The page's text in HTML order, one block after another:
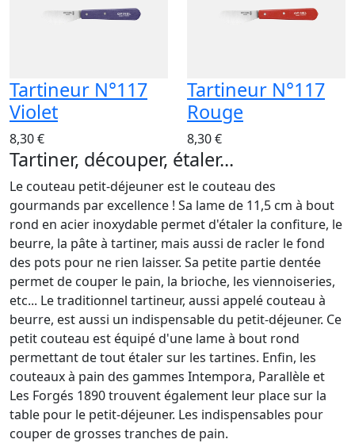
Tartineur N°117
Violet
8,30 €
Tartineur N°117
Rouge
8,30 €
Tartiner, découper, étaler...
Le couteau petit-déjeuner est le couteau des
gourmands par excellence ! Sa lame de 11,5 cm à bout
rond en acier inoxydable permet d'étaler la confiture, le
beurre, la pâte à tartiner, mais aussi de racler le fond
des pots pour ne rien laisser. Sa petite partie dentée
permet de couper le pain, la brioche, les viennoiseries,
etc... Le traditionnel tartineur, aussi appelé couteau à
beurre, est aussi un indispensable du petit-déjeuner. Ce
petit couteau est équipé d'une lame à bout rond
permettant de tout étaler sur les tartines. Enfin, les
couteaux à pain des gammes Intempora, Parallèle et
Les Forgés 1890 trouvent également leur place sur la
table pour le petit-déjeuner. Les indispensables pour
couper de grosses tranches de pain.